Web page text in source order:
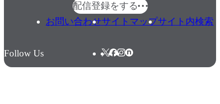
配信登録をする
お問い合わせサイトマップサイト内検索
Follow Us